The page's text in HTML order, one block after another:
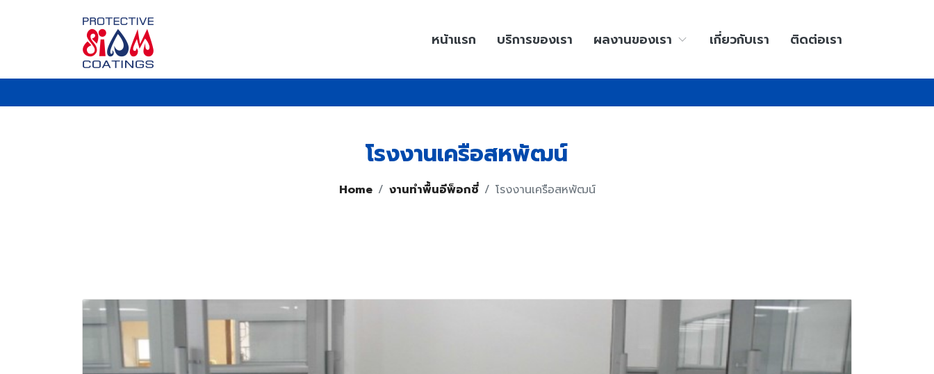
หน้าแรก บริการของเรา ผลงานของเรา เกี่ยวกับเรา ติดต่อเรา
โรงงานเครือสหพัฒน์
Home งานทำพื้นอีพ็อกซี่ โรงงานเครือสหพัฒน์